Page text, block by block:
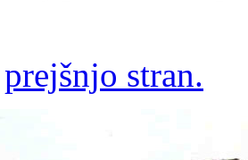
prejšnjo stran.